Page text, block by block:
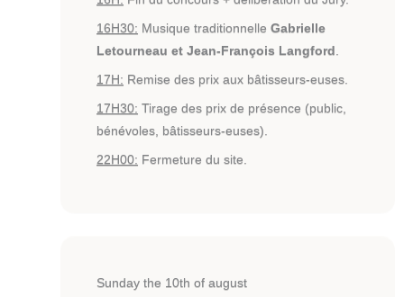
16H30: Musique traditionnelle Gabrielle
Letourneau et Jean-François Langford .
17H: Remise des prix aux bâtisseurs-euses.
17H30: Tirage des prix de présence (public,
bénévoles, bâtisseurs-euses).
22H00: Fermeture du site.
Sunday the 10th of august